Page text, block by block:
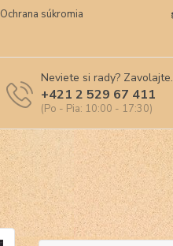
Ochrana súkromia
Neviete si rady? Zavolajte.
+421 2 529 67 411
(Po - Pia: 10:00 - 17:30)